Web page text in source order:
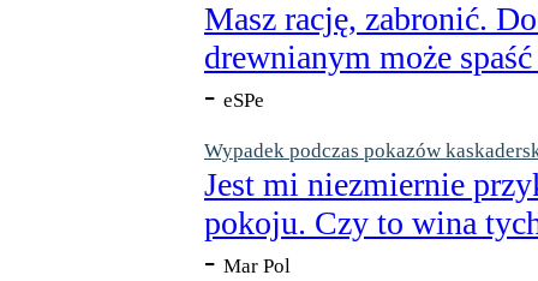
Masz rację, zabronić.
drewnianym może
- eSPe
Wypadek podczas pokazów
Jest mi niezmiernie
pokoju. Czy to wina
- Mar Pol